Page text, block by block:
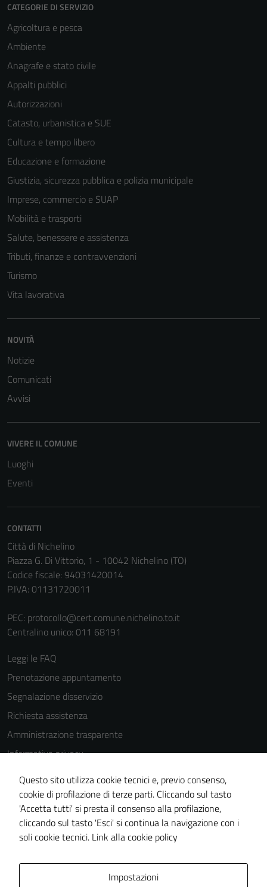
CATEGORIE DI SERVIZIO
Agricoltura e pesca
Ambiente
Anagrafe e stato civile
Appalti pubblici
Autorizzazioni
Catasto, urbanistica e SUE
Cultura e tempo libero
Educazione e formazione
Giustizia, sicurezza pubblica e polizia municipale
Imprese, commercio e SUAP
Mobilità e trasporti
Salute, benessere e assistenza
Tributi, finanze e contravvenzioni
Turismo
Vita lavorativa
NOVITÀ
Notizie
Comunicati
Avvisi
VIVERE IL COMUNE
Luoghi
Eventi
CONTATTI
Città di Nichelino
Piazza G. Di Vittorio, 1 - 10042 Nichelino (TO)
Codice fiscale: 94031420014
P.IVA: 01131720011
PEC: protocollo@cert.comune.nichelino.to.it
Centralino unico: 011 68191
Leggi le FAQ
Prenotazione appuntamento
Segnalazione disservizio
Richiesta assistenza
Amministrazione trasparente
Informativa privacy
Cookie Policy
Note legali
Dichiarazione di accessibilità
Piano di miglioramento del sito
Questo sito utilizza cookie tecnici e, previo consenso,
cookie di profilazione di terze parti. Cliccando sul tasto
'Accetta tutti' si presta il consenso alla profilazione,
cliccando sul tasto 'Esci' si continua la navigazione con i
soli cookie tecnici. Link alla cookie policy
Impostazioni
per il